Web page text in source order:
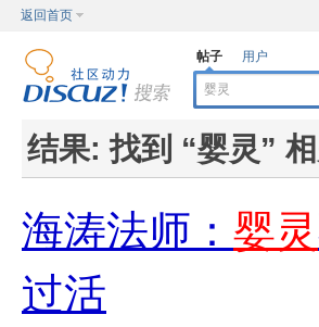
返回首页
帖子 用户
结果:找到 “婴灵”
海涛法师： 婴灵
过活